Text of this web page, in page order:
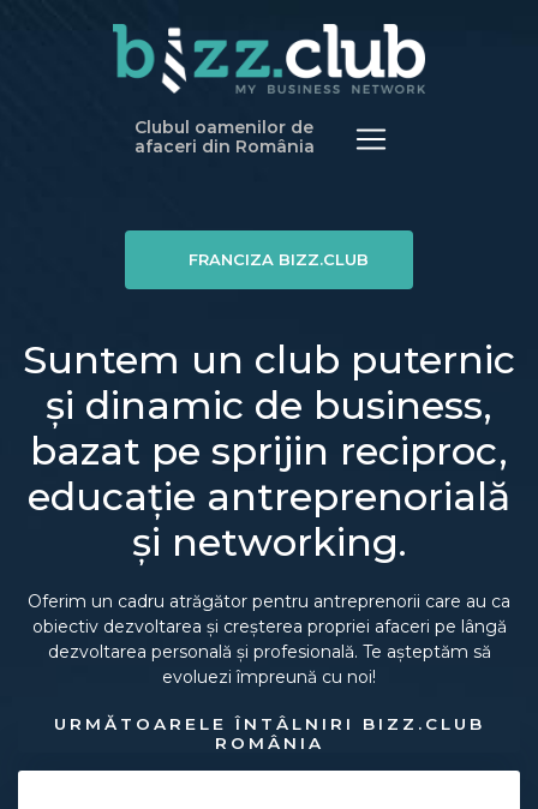
Clubul oamenilor de
afaceri din România
FRANCIZA BIZZ.CLUB
Suntem un club puternic
și dinamic de business,
bazat pe sprijin reciproc,
educație antreprenorială
și networking.
Oferim un cadru atrăgător pentru antreprenorii care au ca
obiectiv dezvoltarea și creșterea propriei afaceri pe lângă
dezvoltarea personală și profesională. Te așteptăm să
evoluezi împreună cu noi!
URMĂTOARELE ÎNTÂLNIRI BIZZ.CLUB
ROMÂNIA